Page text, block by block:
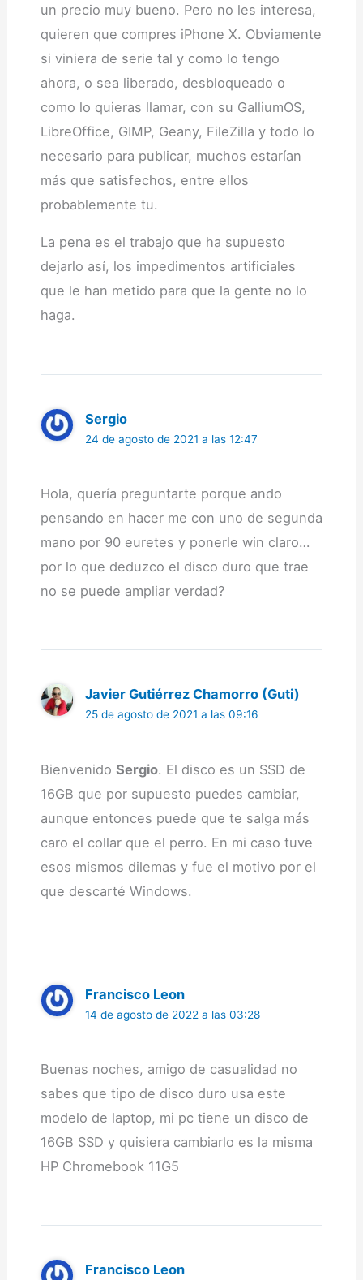
un precio muy bueno. Pero no les interesa,
quieren que compres iPhone X. Obviamente
si viniera de serie tal y como lo tengo
ahora, o sea liberado, desbloqueado o
como lo quieras llamar, con su GalliumOS,
LibreOffice, GIMP, Geany, FileZilla y todo lo
necesario para publicar, muchos estarían
más que satisfechos, entre ellos
probablemente tu.
La pena es el trabajo que ha supuesto
dejarlo así, los impedimentos artificiales
que le han metido para que la gente no lo
haga.
Sergio
24 de agosto de 2021 a las 12:47
Hola, quería preguntarte porque ando
pensando en hacer me con uno de segunda
mano por 90 euretes y ponerle win claro…
por lo que deduzco el disco duro que trae
no se puede ampliar verdad?
Javier Gutiérrez Chamorro (Guti)
25 de agosto de 2021 a las 09:16
Bienvenido Sergio. El disco es un SSD de
16GB que por supuesto puedes cambiar,
aunque entonces puede que te salga más
caro el collar que el perro. En mi caso tuve
esos mismos dilemas y fue el motivo por el
que descarté Windows.
Francisco Leon
14 de agosto de 2022 a las 03:28
Buenas noches, amigo de casualidad no
sabes que tipo de disco duro usa este
modelo de laptop, mi pc tiene un disco de
16GB SSD y quisiera cambiarlo es la misma
HP Chromebook 11G5
Francisco Leon